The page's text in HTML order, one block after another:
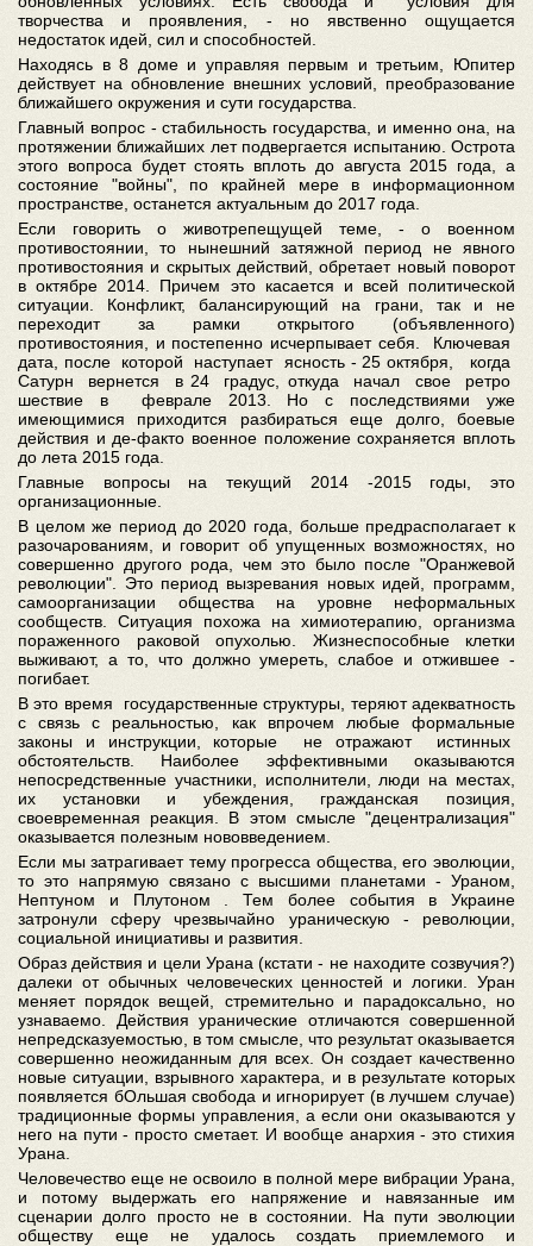
творчества и проявления, - но явственно ощущается
недостаток идей, сил и способностей.
Находясь в 8 доме и управляя первым и третьим, Юпитер
действует на обновление внешних условий, преобразование
ближайшего окружения и сути государства.
Главный вопрос - стабильность государства, и именно она, на
протяжении ближайших лет подвергается испытанию. Острота
этого вопроса будет стоять вплоть до августа 2015 года, а
состояние "войны", по крайней мере в информационном
пространстве, останется актуальным до 2017 года.
Если говорить о животрепещущей теме, - о военном
противостоянии, то нынешний затяжной период не явного
противостояния и скрытых действий, обретает новый поворот
в октябре 2014. Причем это касается и всей политической
ситуации. Конфликт, балансирующий на грани, так и не
переходит за рамки открытого (объявленного)
противостояния, и постепенно исчерпывает себя. Ключевая
дата, после которой наступает ясность - 25 октября, когда
Сатурн вернется в 24 градус, откуда начал свое ретро
шествие в феврале 2013. Но с последствиями уже
имеющимися приходится разбираться еще долго, боевые
действия и де-факто военное положение сохраняется вплоть
до лета 2015 года.
Главные вопросы на текущий 2014 -2015 годы, это
организационные.
В целом же период до 2020 года, больше предрасполагает к
разочарованиям, и говорит об упущенных возможностях, но
совершенно другого рода, чем это было после "Оранжевой
революции". Это период вызревания новых идей, программ,
самоорганизации общества на уровне неформальных
сообществ. Ситуация похожа на химиотерапию, организма
пораженного раковой опухолью. Жизнеспособные клетки
выживают, а то, что должно умереть, слабое и отжившее -
погибает.
В это время государственные структуры, теряют адекватность
с связь с реальностью, как впрочем любые формальные
законы и инструкции, которые не отражают истинных
обстоятельств. Наиболее эффективными оказываются
непосредственные участники, исполнители, люди на местах,
их установки и убеждения, гражданская позиция,
своевременная реакция. В этом смысле "децентрализация"
оказывается полезным нововведением.
Если мы затрагивает тему прогресса общества, его эволюции,
то это напрямую связано с высшими планетами - Ураном,
Нептуном и Плутоном . Тем более события в Украине
затронули сферу чрезвычайно ураническую - революции,
социальной инициативы и развития.
Образ действия и цели Урана (кстати - не находите созвучия?)
далеки от обычных человеческих ценностей и логики. Уран
меняет порядок вещей, стремительно и парадоксально, но
узнаваемо. Действия уранические отличаются совершенной
непредсказуемостью, в том смысле, что результат оказывается
совершенно неожиданным для всех. Он создает качественно
новые ситуации, взрывного характера, и в результате которых
появляется бОльшая свобода и игнорирует (в лучшем случае)
традиционные формы управления, а если они оказываются у
него на пути - просто сметает. И вообще анархия - это стихия
Урана.
Человечество еще не освоило в полной мере вибрации Урана,
и потому выдержать его напряжение и навязанные им
сценарии долго просто не в состоянии. На пути эволюции
обществу еще не удалось создать приемлемого и